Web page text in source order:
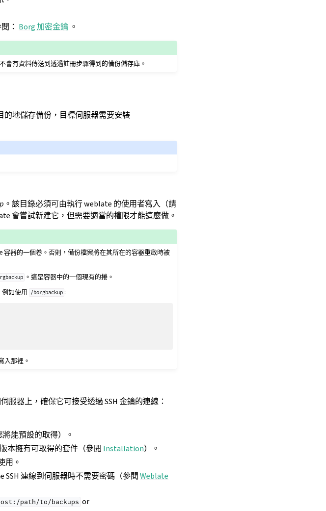
： Borg 加密金鑰 。
會有資料傳送到透過註冊步驟得到的備份儲存庫。
的地儲存備份，目標伺服器需要安裝
。該目錄必須可由執行 weblate 的使用者寫入（請
會嘗試新建它，但需要適當的權限才能這麼做。
容器的一個卷。否則，備份檔案將在其所在的容器重啟時被
。這是容器中的一個現有的捲。
如使用
/borgbackup :
入那裡。
服器上，確保它可接受透過 SSH 金鑰的連線：
能預設的取得）。
本擁有可取得的套件（參閱 Installation）。
用。
SSH 連線到伺服器時不需要密碼（參閱Weblate
path/to/backups or